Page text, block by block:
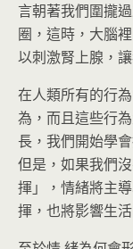
言朝著我們圍攏
圈，這時，大腦
以刺激腎上腺，
在人類所有的行
為，而且這些行
長，我們開始學
但是，如果我們
揮」，情緒將主
揮，也將影響生活